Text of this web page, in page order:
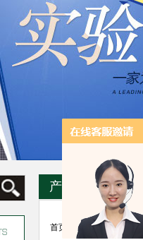
产品列表
首页 >>> 产品中心 >>>